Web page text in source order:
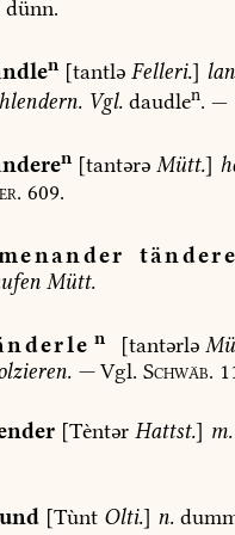
dünn.
n [tantlə Felleri.]
Vgl. daudlen. —
n [tantərə Mütt.]
609.
Mütt.
n [tantərlə
— Vgl. Schwäb.
[Tèntər Hattst.] m.
[Tùnt Olti.] n.